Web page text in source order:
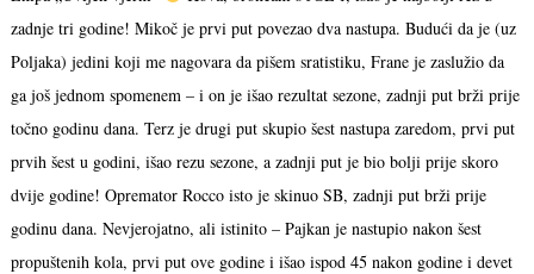
zadnje tri godine! Mikoč je prvi put povezao dva nastupa. Budući da je (uz
Poljaka) jedini koji me nagovara da pišem sratistiku, Frane je zaslužio da
ga još jednom spomenem – i on je išao rezultat sezone, zadnji put brži prije
točno godinu dana. Terz je drugi put skupio šest nastupa zaredom, prvi put
prvih šest u godini, išao rezu sezone, a zadnji put je bio bolji prije skoro
dvije godine! Opremator Rocco isto je skinuo SB, zadnji put brži prije
godinu dana. Nevjerojatno, ali istinito – Pajkan je nastupio nakon šest
propuštenih kola, prvi put ove godine i išao ispod 45 nakon godine i devet